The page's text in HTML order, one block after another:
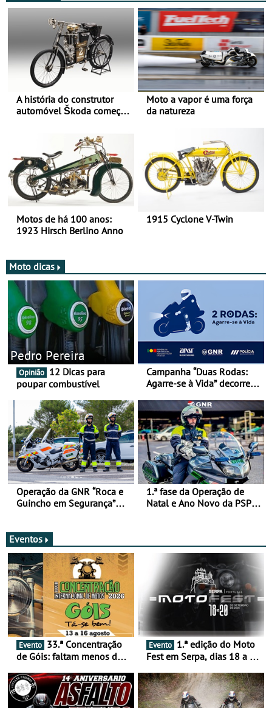
A história do construtor
automóvel Škoda começou
Moto a vapor é uma força
da natureza
Motos de há 100 anos:
1923 Hirsch Berlino Anno
1915 Cyclone V-Twin
Moto dicas
Pedro Pereira
Opinião
poupar combustível
Campanha “Duas Rodas:
Agarre-se à Vida” decorre
Operação da GNR “Roca e
Guincho em Segurança”
1.ª fase da Operação de
Natal e Ano Novo da PSP e
Eventos
Evento
de Góis: faltam menos de
16 de agosto
Evento
Fest em Serpa, dias 18 a 20
duas rodas invade o Baixo
Alentejo